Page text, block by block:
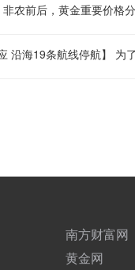
南方财富网
黄金网